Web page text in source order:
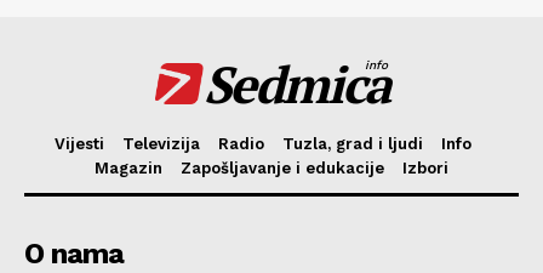
Sedmica
info
Vijesti Televizija Radio Tuzla, grad i ljudi
Info
Magazin
Zapošljavanje i edukacije Izbori
O nama